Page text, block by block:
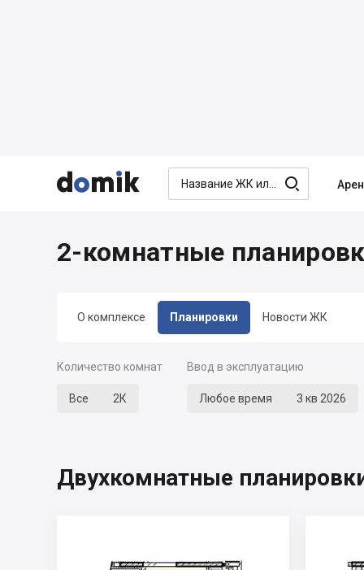


 
О комплексе Планировки Новости ЖК
2-комнатные
Количество комнат
Все 2К
Ввод в эксплуатацию
Любое время 3 кв 2026
Двухкомнатные